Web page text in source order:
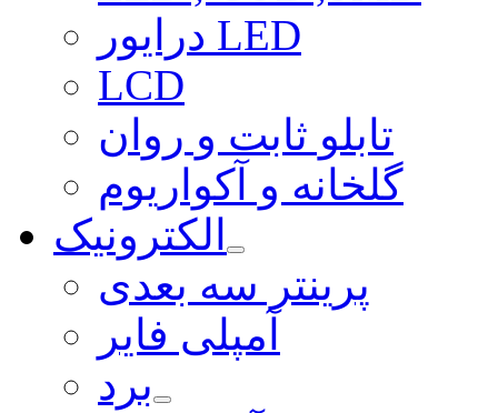
درایور LED
LCD
تابلو ثابت و روان
گلخانه و آکواریوم
الکترونیک
پرینتر سه بعدی
آمپلی فایر
برد